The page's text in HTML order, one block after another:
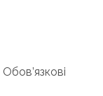
Обов’язкові